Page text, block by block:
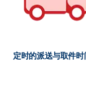
定时的派送与取件时